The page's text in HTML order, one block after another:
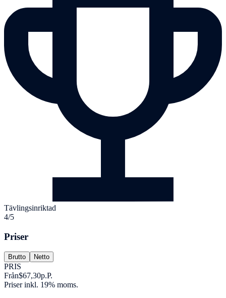
Tävlingsinriktad
4/5
Priser
Brutto Netto
PRIS
Från$67,30p.P.
Priser inkl. 19% moms.